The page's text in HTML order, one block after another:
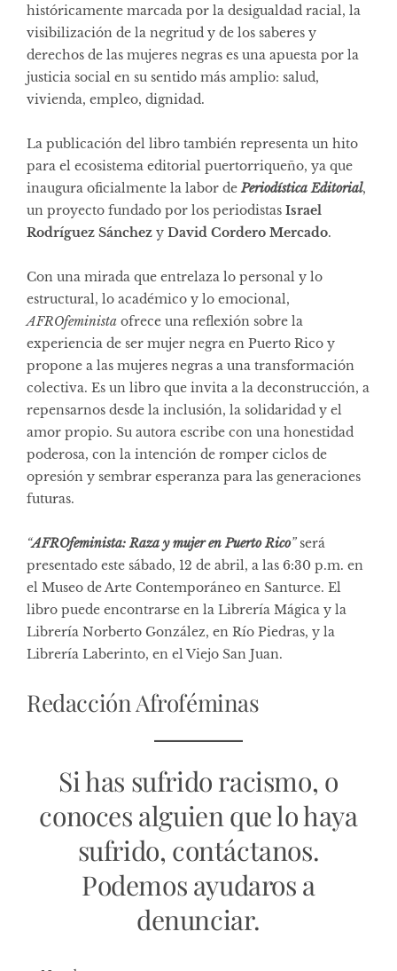
históricamente marcada por la desigualdad racial, la
visibilización de la negritud y de los saberes y
derechos de las mujeres negras es una apuesta por la
justicia social en su sentido más amplio: salud,
vivienda, empleo, dignidad.
La publicación del libro también representa un hito
para el ecosistema editorial puertorriqueño, ya que
inaugura oficialmente la labor dePeriodística Editorial,
un proyecto fundado por los periodistas Israel
Rodríguez Sánchez y David Cordero Mercado.
Con una mirada que entrelaza lo personal y lo
estructural, lo académico y lo emocional,
AFROfeminista ofrece una reflexión sobre la
experiencia de ser mujer negra en Puerto Rico y
propone a las mujeres negras a una transformación
colectiva. Es un libro que invita a la deconstrucción, a
repensarnos desde la inclusión, la solidaridad y el
amor propio. Su autora escribe con una honestidad
poderosa, con la intención de romper ciclos de
opresión y sembrar esperanza para las generaciones
futuras.
“AFROfeminista: Raza y mujer en Puerto Rico” será
presentado este sábado, 12 de abril, a las 6:30 p.m. en
el Museo de Arte Contemporáneo en Santurce. El
libro puede encontrarse en la Librería Mágica y la
Librería Norberto González, en Río Piedras, y la
Librería Laberinto, en el Viejo San Juan.
Redacción Afroféminas
Si has sufrido racismo, o
conoces alguien que lo haya
sufrido, contáctanos.
Podemos ayudaros a
denunciar.